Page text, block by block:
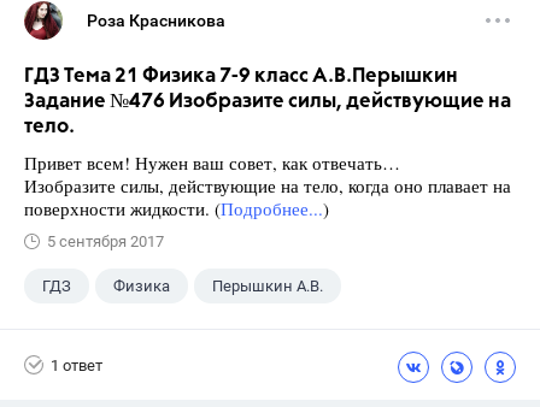
Роза Красникова
ГДЗ Тема 21 Физика 7-9 класс А.В.Перышкин
Задание №476 Изобразите силы, действующие на
тело.
Привет всем! Нужен ваш совет, как отвечать…
Изобразите силы, действующие на тело, когда оно плавает на
поверхности жидкости. (Подробнее...)
5 сентября 2017
ГДЗ Физика Перышкин А.В.
1 ответ